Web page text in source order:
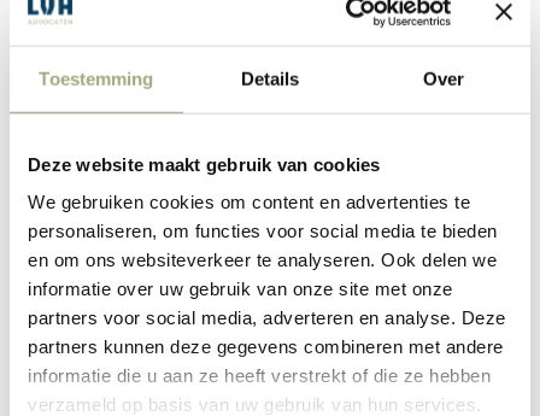
Toestemming Details Over
Deze website maakt gebruik van cookies
We gebruiken cookies om content en advertenties te
personaliseren, om functies voor social media te bieden
en om ons websiteverkeer te analyseren. Ook delen we
informatie over uw gebruik van onze site met onze
partners voor social media, adverteren en analyse. Deze
partners kunnen deze gegevens combineren met andere
informatie die u aan ze heeft verstrekt of die ze hebben
verzameld op basis van uw gebruik van hun services.
wetsontwerp aangebracht. Het wetsvoorstel is op 5 juli 2019
bij de Tweede Kamer ingediend.
Homologatie akkoord buiten
surseance en faillissement
De WHOA bepaalt dat een schuldenaar een akkoord kan
aanbieden als hij ‘verkeert in een toestand waarin het
redelijkerwijs aannemelijk is dat hij met het betalen van zijn
schulden niet zal kunnen voortgaan.’ Bij deze toestand
kunnen iedere schuldeiser en aandeelhouder, maar ook de
schuldenaar zelf, bij de rechtbank een verzoek indienen tot